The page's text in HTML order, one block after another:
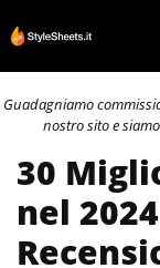
al
contenuto
Guadagniamo
nostro sito e
30
nel